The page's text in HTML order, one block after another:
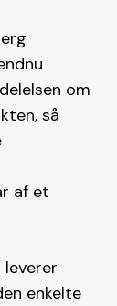
om
så
af et
leverer
enkelte